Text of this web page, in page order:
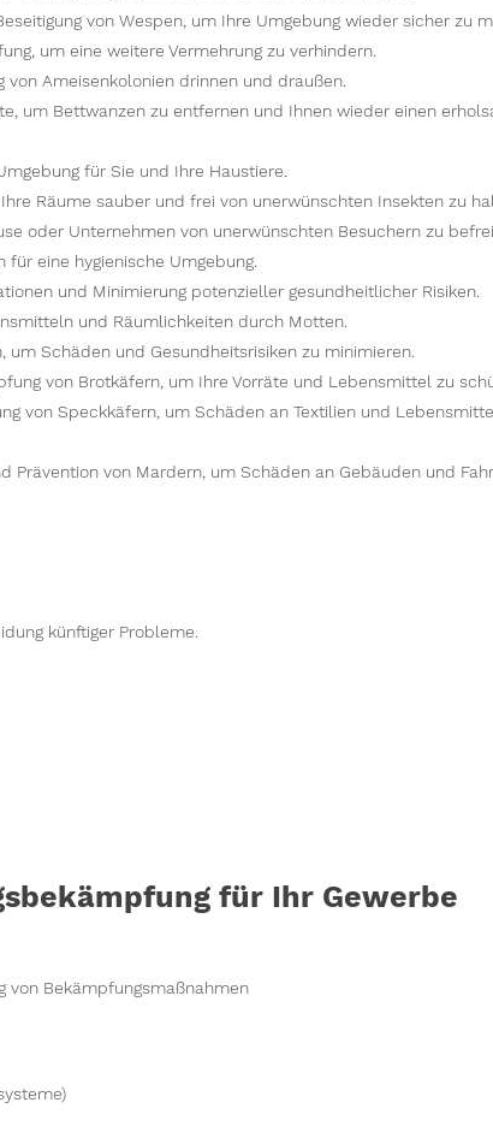
von Wespen, um Ihre Umgebung wieder sicher zu
um eine weitere Vermehrung zu verhindern.
Ameisenkolonien drinnen und draußen.
um Bettwanzen zu entfernen und Ihnen wieder einen
für Sie und Ihre Haustiere.
Räume sauber und frei von unerwünschten Insekten zu
oder Unternehmen von unerwünschten Besuchern zu
eine hygienische Umgebung.
und Minimierung potenzieller gesundheitlicher Risiken.
und Räumlichkeiten durch Motten.
um Schäden und Gesundheitsrisiken zu minimieren.
von Brotkäfern, um Ihre Vorräte und Lebensmittel zu
von Speckkäfern, um Schäden an Textilien und
Prävention von Mardern, um Schäden an Gebäuden und
künftiger Probleme.
für Ihr Gewerbe
von Bekämpfungsmaßnahmen